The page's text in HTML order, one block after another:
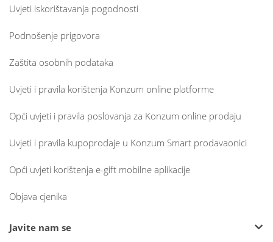
Uvjeti iskorištavanja pogodnosti
Podnošenje prigovora
Zaštita osobnih podataka
Uvjeti i pravila korištenja Konzum online platforme
Opći uvjeti i pravila poslovanja za Konzum online prodaju
Uvjeti i pravila kupoprodaje u Konzum Smart prodavaonici
Opći uvjeti korištenja e-gift mobilne aplikacije
Objava cjenika
Javite nam se